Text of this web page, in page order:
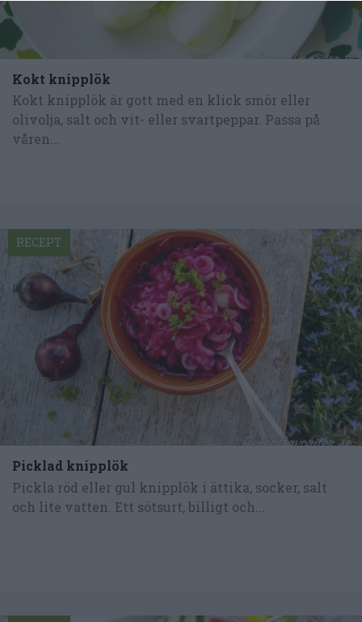
Kokt knipplök
Kokt knipplök är gott med en klick smör eller
olivolja, salt och vit- eller svartpeppar. Passa på
våren...
Picklad knipplök
Pickla röd eller gul knipplök i ättika, socker, salt
och lite vatten. Ett sötsurt, billigt och...
RECEPT